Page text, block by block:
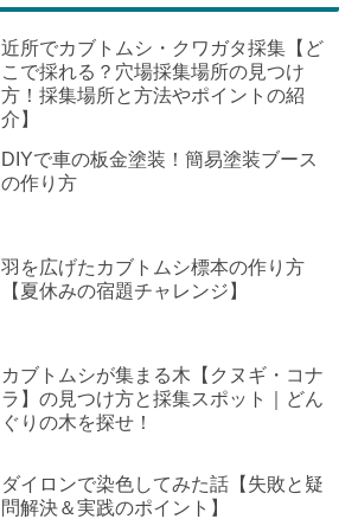
近所でカブトムシ・クワガタ採集【ど
こで採れる？穴場採集場所の見つけ
方！採集場所と方法やポイントの紹
介】
DIYで車の板金塗装！簡易塗装ブース
の作り方
羽を広げたカブトムシ標本の作り方
【夏休みの宿題チャレンジ】
カブトムシが集まる木【クヌギ・コナ
ラ】の見つけ方と採集スポット｜どん
ぐりの木を探せ！
ダイロンで染色してみた話【失敗と疑
問解決＆実践のポイント】